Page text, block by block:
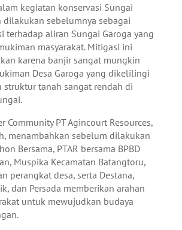
kegiatan konservasi Sungai
dilakukan sebelumnya sebagai
terhadap aliran Sungai Garoga yang
masyarakat. Mitigasi ini
karena banjir sangat mungkin
Desa Garoga yang dikelilingi
struktur tanah sangat rendah di
Community PT Agincourt Resources,
menambahkan sebelum dilakukan
Bersama, PTAR bersama BPBD
Muspika Kecamatan Batangtoru,
perangkat desa, serta Destana,
dan Persada memberikan arahan
untuk mewujudkan budaya